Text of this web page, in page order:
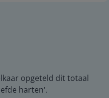
opgeteld dit totaal
harten'.